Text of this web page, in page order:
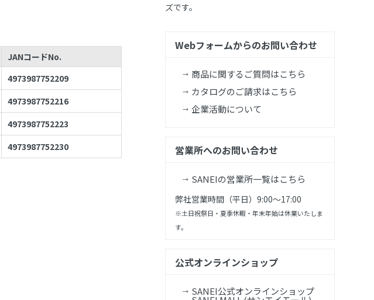
JANコードNo.
4973987752209
4973987752216
4973987752223
4973987752230
ズです。
Webフォームからのお問い合わせ
商品に関するご質問はこちら
カタログのご請求はこちら
企業活動について
営業所へのお問い合わせ
SANEIの営業所一覧はこちら
弊社営業時間（平日）9:00～17:00
※土日祝祭日・夏季休暇・年末年始は休業いたしま
す。
公式オンラインショップ
SANEI公式オンラインショップ